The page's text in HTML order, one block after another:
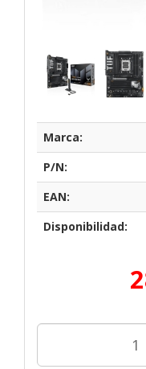
Marca:
P/N:
EAN:
Disponibilidad: